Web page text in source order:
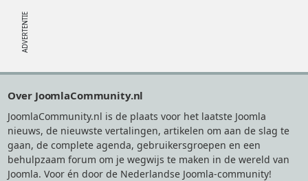
Over JoomlaCommunity.nl
JoomlaCommunity.nl is de plaats voor het laatste Joomla
nieuws, de nieuwste vertalingen, artikelen om aan de slag te
gaan, de complete agenda, gebruikersgroepen en een
behulpzaam forum om je wegwijs te maken in de wereld van
Joomla. Voor én door de Nederlandse Joomla-community!